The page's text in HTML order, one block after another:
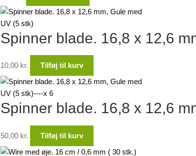
Spinner blade. 16,8 x 12,6
10,00 kr. Tilføj til kurv
Spinner blade. 16,8 x 12,6
50,00 kr. Tilføj til kurv